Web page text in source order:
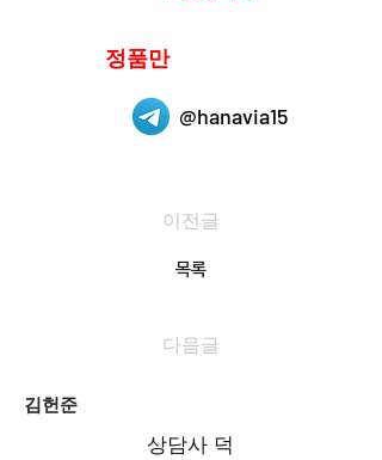
정품만
@hanavia15
이전글
목록
다음글
김헌준
상담사 덕